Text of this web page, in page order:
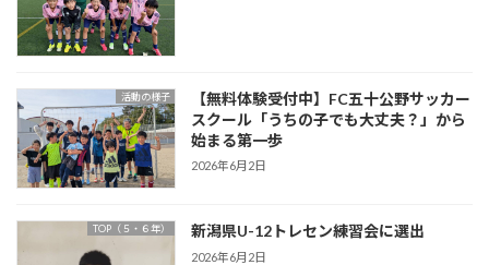
活動の様子
【無料体験受付中】FC五十公野サッカー
スクール「うちの子でも大丈夫？」から
始まる第一歩
2026年6月2日
TOP（５・６年） 新潟県U-12トレセン練習会に選出
2026年6月2日